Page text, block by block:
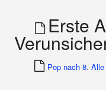
Erste
Pop nach 8.